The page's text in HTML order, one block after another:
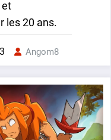
et
les 20 ans.
Angom8